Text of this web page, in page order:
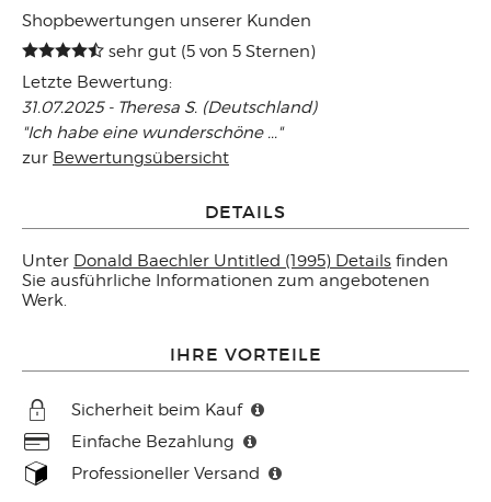
Shopbewertungen unserer Kunden
sehr gut (5 von 5 Sternen)
Letzte Bewertung:
31.07.2025 - Theresa S. (Deutschland)
"Ich habe eine wunderschöne ..."
zur Bewertungsübersicht
DETAILS
Unter Donald Baechler Untitled (1995) Details finden
Sie ausführliche Informationen zum angebotenen
Werk.
IHRE VORTEILE
Sicherheit beim Kauf
Einfache Bezahlung
Professioneller Versand